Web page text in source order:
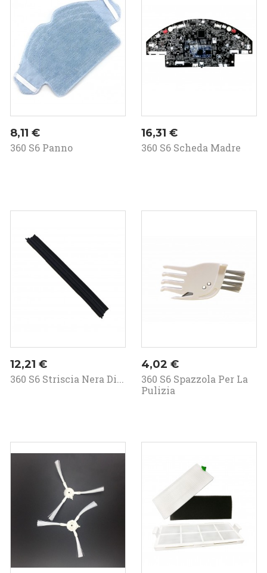
Prezzo
8,11 €
360 S6 Panno
Prezzo
16,31 €
360 S6 Scheda Madre
Prezzo
12,21 €
360 S6 Striscia Nera Di...
Prezzo
4,02 €
360 S6 Spazzola Per La
Pulizia